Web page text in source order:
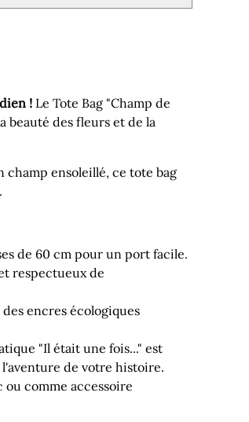
! Le Tote Bag "Champ de
beauté des fleurs et de la
champ ensoleillé, ce tote bag
de 60 cm pour un port facile.
respectueux de
encres écologiques
"Il était une fois..." est
de votre histoire.
ou comme accessoire